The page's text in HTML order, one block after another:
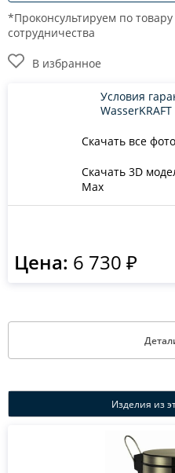
*Проконсультируем по
сотрудничества
В избранное
Скачать все
Скачать 3D
Max
Условия
WasserKRAFT
Цена: 6 730 ₽
Изделия из